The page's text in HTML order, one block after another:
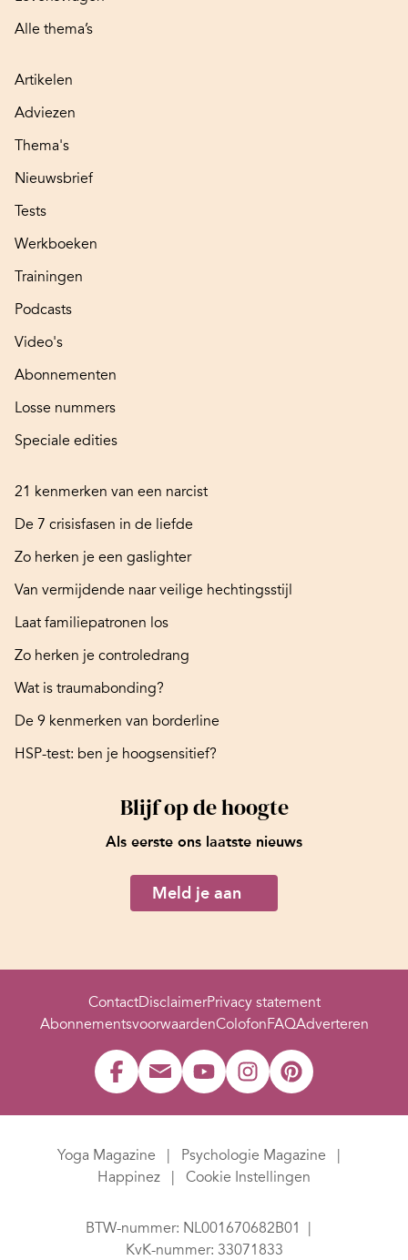
Alle thema’s
Artikelen
Adviezen
Thema's
Nieuwsbrief
Tests
Werkboeken
Trainingen
Podcasts
Video's
Abonnementen
Losse nummers
Speciale edities
21 kenmerken van een narcist
De 7 crisisfasen in de liefde
Zo herken je een gaslighter
Van vermijdende naar veilige hechtingsstijl
Laat familiepatronen los
Zo herken je controledrang
Wat is traumabonding?
De 9 kenmerken van borderline
HSP-test: ben je hoogsensitief?
Blijf op de hoogte
Als eerste ons laatste nieuws
Meld je aan
ContactDisclaimerPrivacy statement
AbonnementsvoorwaardenColofonFAQAdverteren
Yoga Magazine
Psychologie Magazine
Happinez
Cookie Instellingen
BTW-nummer: NL001670682B01
KvK-nummer: 33071833